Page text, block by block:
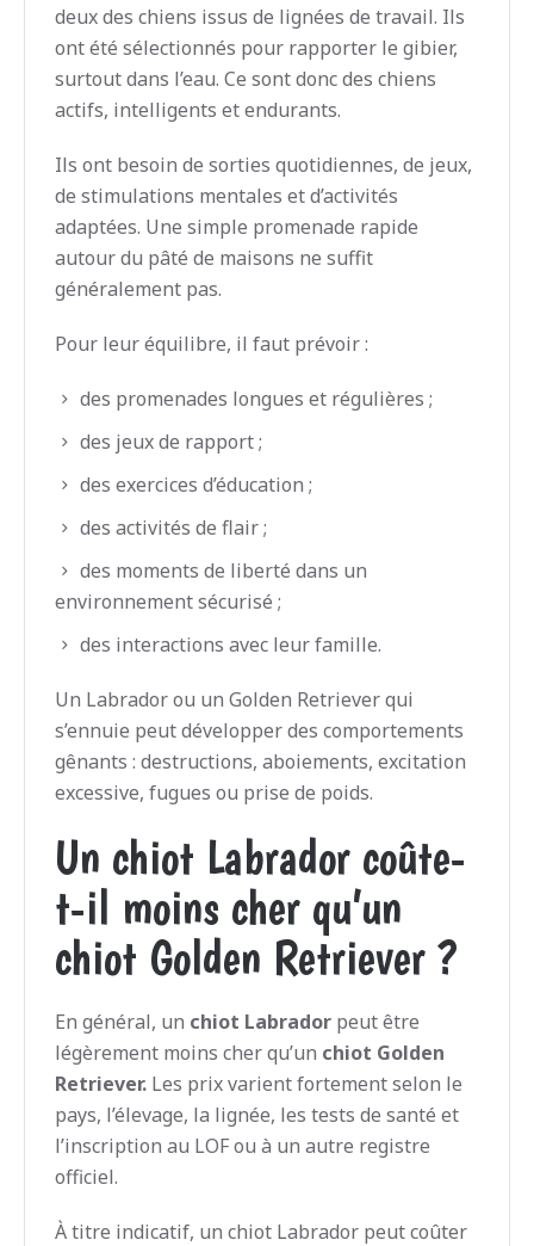
deux des chiens issus de lignées de travail. Ils
ont été sélectionnés pour rapporter le gibier,
surtout dans l’eau. Ce sont donc des chiens
actifs, intelligents et endurants.
Ils ont besoin de sorties quotidiennes, de jeux,
de stimulations mentales et d’activités
adaptées. Une simple promenade rapide
autour du pâté de maisons ne suffit
généralement pas.
Pour leur équilibre, il faut prévoir :
des promenades longues et régulières ;
des jeux de rapport ;
des exercices d’éducation ;
des activités de flair ;
des moments de liberté dans un
environnement sécurisé ;
des interactions avec leur famille.
Un Labrador ou un Golden Retriever qui
s’ennuie peut développer des comportements
gênants : destructions, aboiements, excitation
excessive, fugues ou prise de poids.
Un chiot Labrador coûte-
t-il moins cher qu’un
chiot Golden Retriever ?
En général, un chiot Labrador peut être
légèrement moins cher qu’un chiot Golden
Retriever. Les prix varient fortement selon le
pays, l’élevage, la lignée, les tests de santé et
l’inscription au LOF ou à un autre registre
officiel.
À titre indicatif, un chiot Labrador peut coûter